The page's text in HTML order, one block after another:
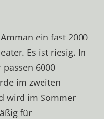
ein fast 2000
Es ist riesig. In
6000
im zweiten
wird im Sommer
für